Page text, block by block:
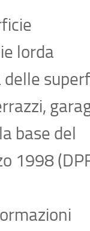
lorda
delle
base del
1998